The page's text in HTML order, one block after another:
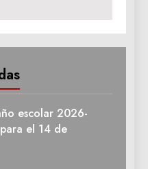
escolar 2026-
el 14 de